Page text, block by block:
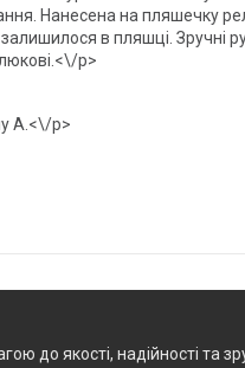
Нанесена на пляшечку
залишилося в пляшці. Зручні
p>
А.<\/p>
до якості, надійності та